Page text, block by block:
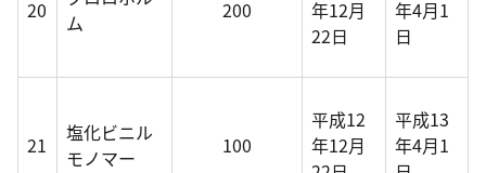
20
ム
200
年12月
22日
年4月1
日
21
塩化ビニル
モノマー
100
平成12
年12月
平成13
年4月1